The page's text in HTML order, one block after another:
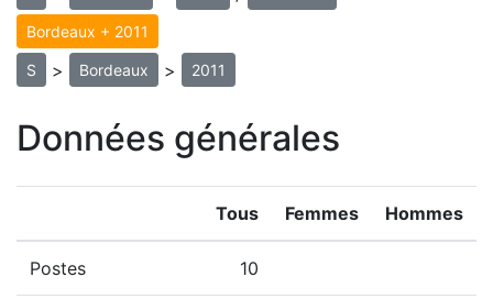
Bordeaux + 2011
S > Bordeaux > 2011
Données générales
Tous Femmes Hommes
Postes 10